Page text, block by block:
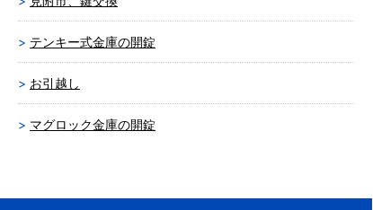
テンキー式金庫の開錠
お引越し
マグロック金庫の開錠